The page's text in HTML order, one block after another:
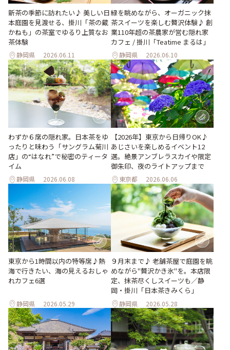
新茶の季節に訪れたい♪ 美しい日
本庭園を見渡せる、掛川「茶の蔵
かねも」の茶室でゆるり上質なお
茶体験
静岡県 2026.06.11
緑を眺めながら、オーガニック抹
茶スイーツを楽しむ贅沢体験♪ 創
業110年超の茶農家が営む隠れ家
カフェ / 掛川「Teatime まるは」
静岡県 2026.06.10
わずか６席の隠れ家。日本茶をゆ
ったりと味わう「サングラム菊川
店」の“はなれ”で秘密のティータ
イム
静岡県 2026.06.08
【2026年】東京から日帰りOK♪
あじさいを楽しめるイベント12
選。絶景アンブレラスカイや限定
御朱印、夜のライトアップまで
東京都 2026.06.06
東京から1時間以内の特等席♪熱
海で行きたい、海の見えるおしゃ
れカフェ6選
静岡県 2026.05.29
９月末まで♪ 老舗茶屋で庭園を眺
めながら"贅沢かき氷"を。本店限
定、抹茶尽くしスイーツも／静
岡・掛川「日本茶きみくら」
静岡県 2026.05.28